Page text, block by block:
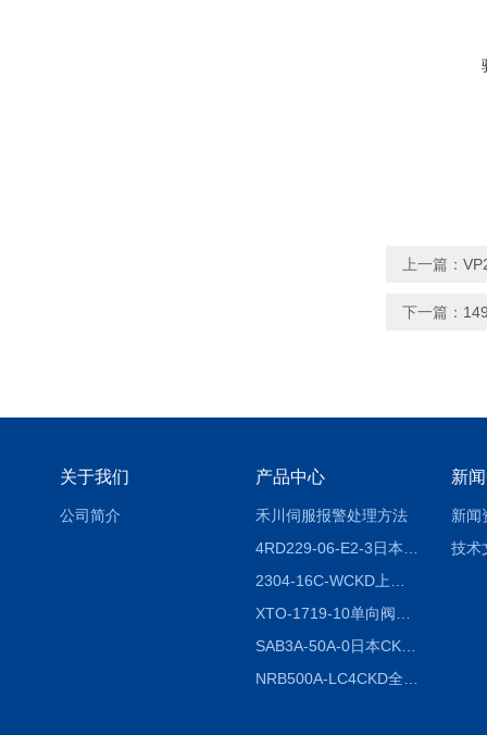
上一篇：
下一篇：
关于我们
公司简介
产品中心
禾川伺服报警处理方法
SAB3A-50A-0日本CKD全国授权代理
新
新闻
技术